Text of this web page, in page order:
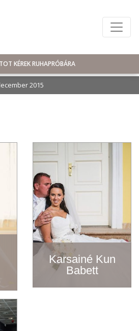
KÉREK RUHAPRÓBÁRA
2015
Karsainé Kun
Babett